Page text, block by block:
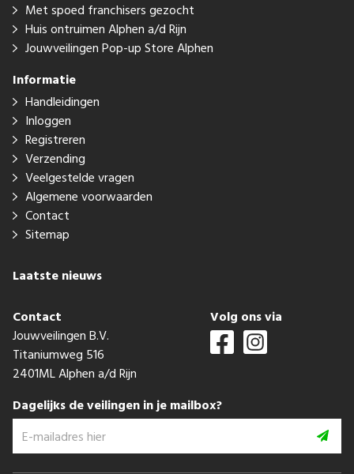
Met spoed franchisers gezocht
Huis ontruimen Alphen a/d Rijn
Jouwveilingen Pop-up Store Alphen
Informatie
Handleidingen
Inloggen
Registreren
Verzending
Veelgestelde vragen
Algemene voorwaarden
Contact
Sitemap
Laatste nieuws
Contact
Jouwveilingen B.V.
Titaniumweg 516
2401ML Alphen a/d Rijn
Volg ons via
Dagelijks de veilingen in je mailbox?